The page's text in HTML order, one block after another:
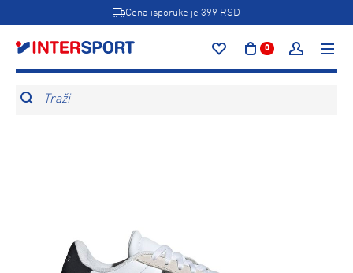
Cena isporuke je 399 RSD
0
Traži